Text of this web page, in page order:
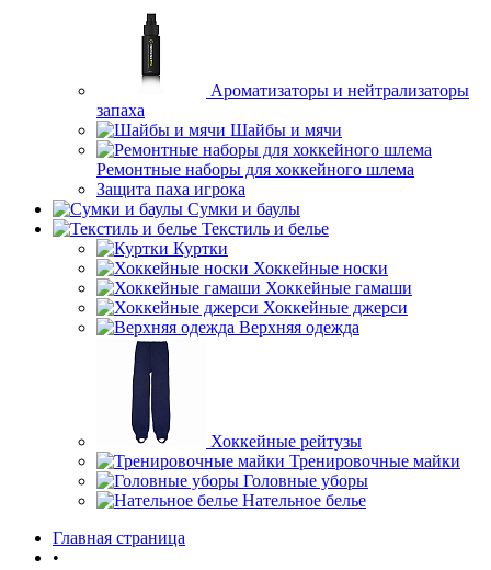
Ароматизаторы и нейтрализаторы
запаха
Шайбы и мячи
Ремонтные наборы для хоккейного шлема
Защита паха игрока
Сумки и баулы
Текстиль и белье
Куртки
Хоккейные носки
Хоккейные гамаши
Хоккейные джерси
Верхняя одежда
Хоккейные рейтузы
Тренировочные майки
Головные уборы
Нательное белье
Главная страница
•